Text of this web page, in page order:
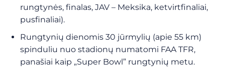
rungtynės, finalas, JAV – Meksika, ketvirtfinaliai,
pusfinaliai).
Rungtynių dienomis 30 jūrmylių (apie 55 km)
spinduliu nuo stadionų numatomi FAA TFR,
panašiai kaip „Super Bowl” rungtynių metu.